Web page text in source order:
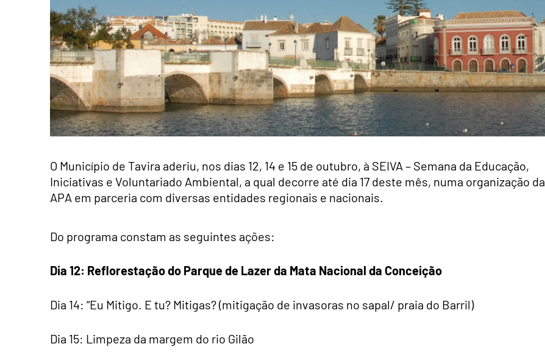
O Município de Tavira aderiu, nos dias 12, 14 e 15 de outubro, à SEIVA – Semana da Educação,
Iniciativas e Voluntariado Ambiental, a qual decorre até dia 17 deste mês, numa organização da
APA em parceria com diversas entidades regionais e nacionais.
Do programa constam as seguintes ações:
Dia 12: Reflorestação do Parque de Lazer da Mata Nacional da Conceição
Dia 14: “Eu Mitigo. E tu? Mitigas? (mitigação de invasoras no sapal/ praia do Barril)
Dia 15: Limpeza da margem do rio Gilão